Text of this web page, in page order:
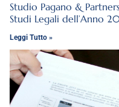
Studio Pagano &
Studi Legali dell’Anno
Leggi Tutto »